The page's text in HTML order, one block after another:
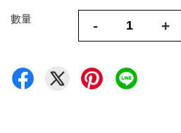
數量 - +